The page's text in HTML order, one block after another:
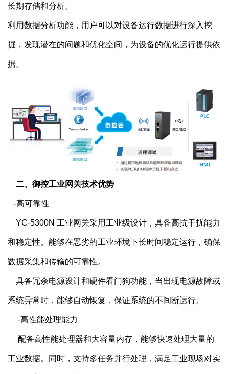
长期存储和分析。
利用数据分析功能，用户可以对设备运行数据进行深入挖
掘，发现潜在的问题和优化空间，为设备的优化运行提供依
据。
二、御控工业网关技术优势
-高可靠性
YC-5300N 工业网关采用工业级设计，具备高抗干扰能力
和稳定性。能够在恶劣的工业环境下长时间稳定运行，确保
数据采集和传输的可靠性。
具备冗余电源设计和硬件看门狗功能，当出现电源故障或
系统异常时，能够自动恢复，保证系统的不间断运行。
-高性能处理能力
配备高性能处理器和大容量内存，能够快速处理大量的
工业数据。同时，支持多任务并行处理，满足工业现场对实